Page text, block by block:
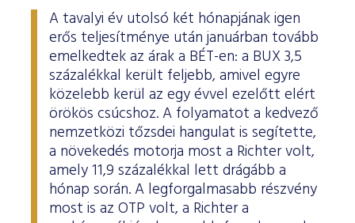
A tavalyi év utolsó két hónapjának igen
erős teljesítménye után januárban tovább
emelkedtek az árak a BÉT-en: a BUX 3,5
százalékkal került feljebb, amivel egyre
közelebb kerül az egy évvel ezelőtt elért
örökös csúcshoz. A folyamatot a kedvező
nemzetközi tőzsdei hangulat is segítette,
a növekedés motorja most a Richter volt,
amely 11,9 százalékkal lett drágább a
hónap során. A legforgalmasabb részvény
most is az OTP volt, a Richter a